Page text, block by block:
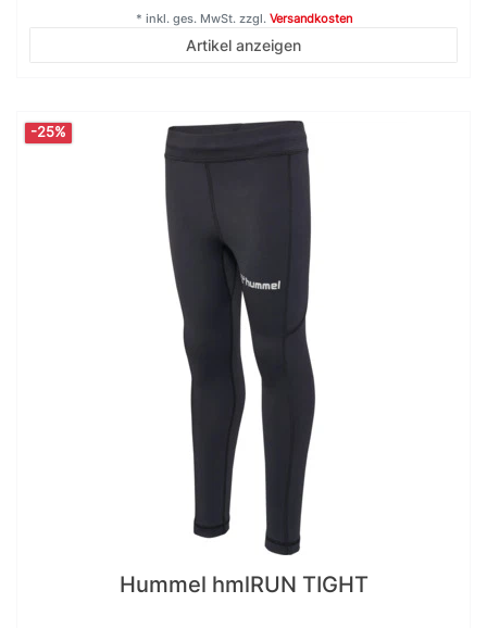
Artikel anzeigen
* inkl. ges. MwSt.zzgl. Versandkosten
-25%
Hummel hmlRUN TIGHT